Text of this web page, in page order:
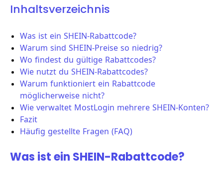
Inhaltsverzeichnis
Was ist ein SHEIN-Rabattcode?
Warum sind SHEIN-Preise so niedrig?
Wo findest du gültige Rabattcodes?
Wie nutzt du SHEIN-Rabattcodes?
Warum funktioniert ein Rabattcode
möglicherweise nicht?
Wie verwaltet MostLogin mehrere SHEIN-Konten?
Fazit
Häufig gestellte Fragen (FAQ)
Was ist ein SHEIN-Rabattcode?